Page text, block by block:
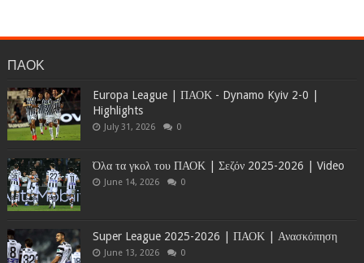
ΠΑΟΚ
Europa League | ΠΑΟΚ - Dynamo Kyiv 2-0 |
Highlights
July 31, 2026 0
Όλα τα γκολ του ΠΑΟΚ | Σεζόν 2025-2026 | Video
June 14, 2026 0
Super League 2025-2026 | ΠΑΟΚ | Ανασκόπηση
June 13, 2026 0